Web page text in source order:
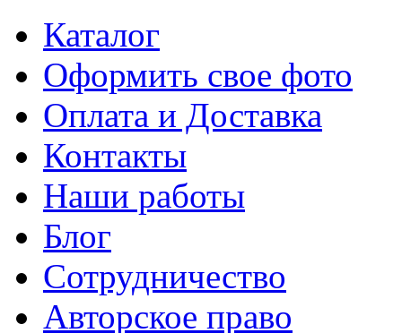
Каталог
Оформить свое фото
Оплата и Доставка
Контакты
Наши работы
Блог
Сотрудничество
Авторское право